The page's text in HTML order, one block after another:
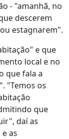
- "amanhã, no
descerem
estagnarem".
e que
local e no
que fala a
"Temos os
que
daí as
as